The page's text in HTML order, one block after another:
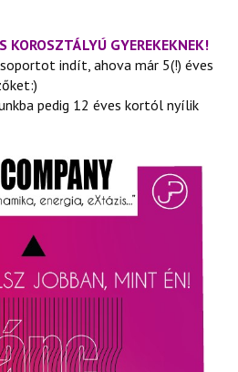
KOROSZTÁLYÚ GYEREKEKNEK!
indít, ahova már 5(!) éves
pedig 12 éves kortól nyílik